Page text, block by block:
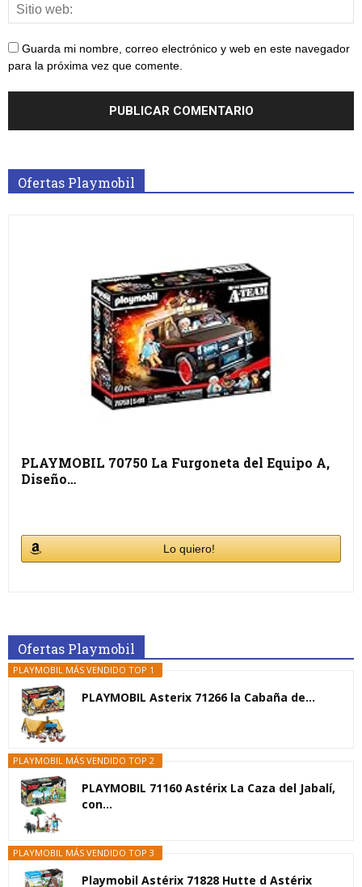
Guarda mi nombre, correo electrónico y web en este navegador
para la próxima vez que comente.
Ofertas Playmobil
PLAYMOBIL 70750 La Furgoneta del Equipo A,
Diseño…
Lo quiero!
Ofertas Playmobil
PLAYMOBIL MÁS VENDIDO TOP 1
PLAYMOBIL Asterix 71266 la Cabaña de...
PLAYMOBIL MÁS VENDIDO TOP 2
PLAYMOBIL 71160 Astérix La Caza del Jabalí,
con...
PLAYMOBIL MÁS VENDIDO TOP 3
Playmobil Astérix 71828 Hutte d Astérix